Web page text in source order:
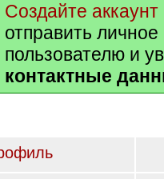
Создайте аккаунт
отправить
пользователю и
контактные